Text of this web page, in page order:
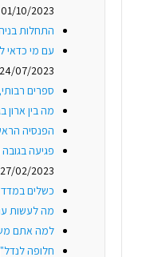
01/10/2023
התחלות
עם מי כדאי
24/07/2023
ספרים
מה בין ארון
הפנסיה
פגיעה
27/02/2023
כשלים
מה לעשות עם 100,000
למה אתם
חלופה